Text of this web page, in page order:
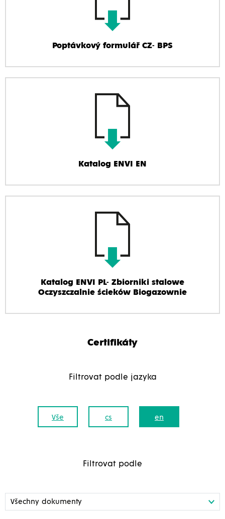
Poptávkový formulář CZ- BPS
Katalog ENVI EN
Katalog ENVI PL- Zbiorniki stalowe
Oczyszczalnie ścieków Biogazownie
Certifikáty
Filtrovat podle jazyka
Vše cs en
Filtrovat podle